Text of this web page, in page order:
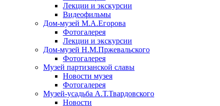
Лекции и экскурсии
Видеофильмы
Дом-музей М.А.Егорова
Фотогалерея
Лекции и экскурсии
Дом-музей Н.М.Пржевальского
Фотогалерея
Музей партизанской славы
Новости музея
Фотогалерея
Музей-усадьба А.Т.Твардовского
Новости